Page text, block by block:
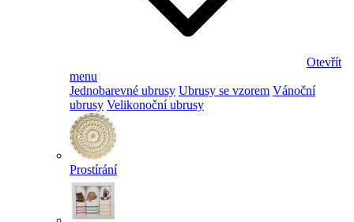
Otevřít
menu
Jednobarevné ubrusy Ubrusy se vzorem Vánoční
ubrusy Velikonoční ubrusy
Prostírání